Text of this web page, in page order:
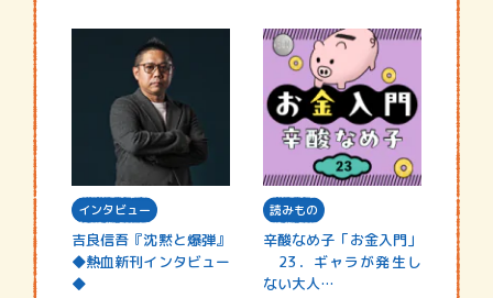
インタビュー
吉良信吾『沈黙と爆弾』
◆熱血新刊インタビュー
◆
読みもの
辛酸なめ子「お金入門」
23．ギャラが発生し
ない大人…